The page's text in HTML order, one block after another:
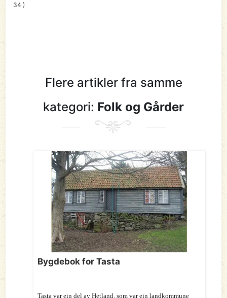
34 )
Flere artikler fra samme
kategori: Folk og Gårder
Bygdebok for Tasta
Tasta var ein del av Hetland, som var ein landkommune